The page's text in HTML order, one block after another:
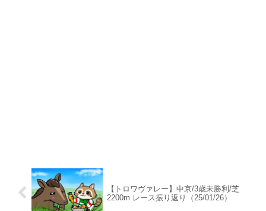
【トロワヴァレー】中京/3歳未勝利/芝
2200m レース振り返り（25/01/26）